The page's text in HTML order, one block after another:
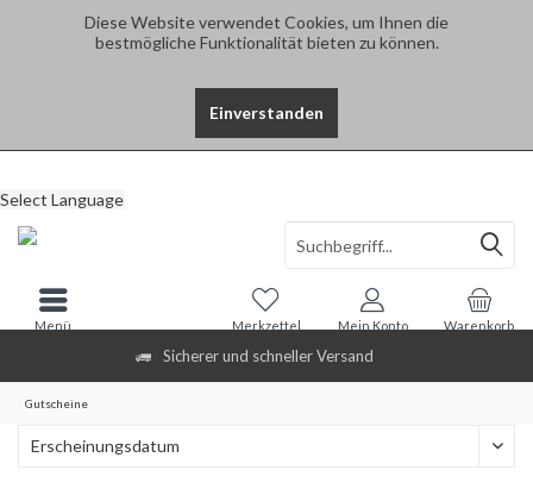
Diese Website verwendet Cookies, um Ihnen die
bestmögliche Funktionalität bieten zu können.
Einverstanden
Sicherer und schneller Versand
Select Language
Warenkorb
Merkzettel Mein Konto
Menü
Gutscheine